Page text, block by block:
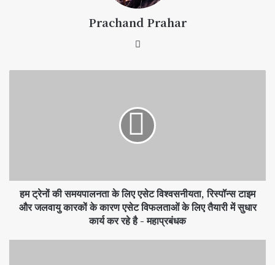
Prachand Prahar
हम ट्रेनों की समयपालनता के लिए एसेट विश्वसनीयता, रिस्पॉन्स टाइम
और जलवायु कारकों के कारण एसेट विफलताओं के लिए तैयारी में सुधार
कार्य कर रहे है - महाप्रबंधक